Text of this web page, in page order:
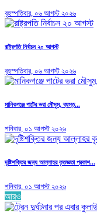
বৃহস্পতিবার, ০৬ আগস্ট ২০২৬
রাষ্ট্রপতি নির্বাচন ২০ আগস্ট
বৃহস্পতিবার, ০৬ আগস্ট ২০২৬
মানিকগঞ্জে পাটের ভরা মৌসুম, ব্যস্ত...
শনিবার, ০১ আগস্ট ২০২৬
দৃষ্টিশক্তির জন্য আল্লাহর কৃতজ্ঞতা প্রকাশ...
শনিবার, ০১ আগস্ট ২০২৬
আরও